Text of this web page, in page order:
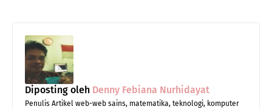
Diposting oleh Denny Febiana Nurhidayat
Penulis Artikel web-web sains, matematika, teknologi, komputer